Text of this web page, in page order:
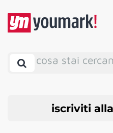
cosa stai
iscriviti